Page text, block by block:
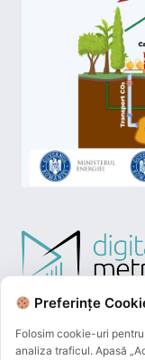
Preferințe
Folosim cookie-uri
analiza traficul. Apasă